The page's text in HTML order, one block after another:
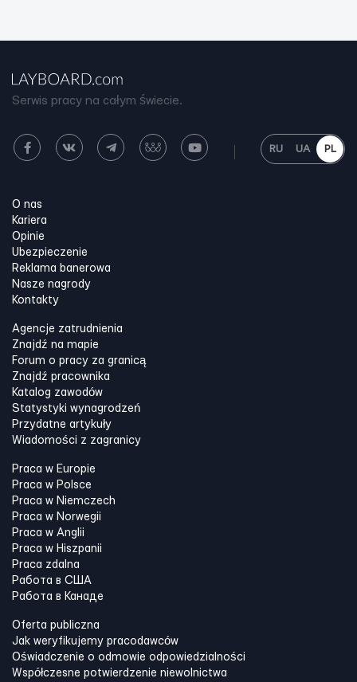
Serwis pracy na całym świecie.
RU UA PL
O nas
Kariera
Opinie
Ubezpieczenie
Reklama banerowa
Nasze nagrody
Kontakty
Agencje zatrudnienia
Znajdź na mapie
Forum o pracy za granicą
Znajdź pracownika
Katalog zawodów
Statystyki wynagrodzeń
Przydatne artykuły
Wiadomości z zagranicy
Praca w Europie
Praca w Polsce
Praca w Niemczech
Praca w Norwegii
Praca w Anglii
Praca w Hiszpanii
Praca zdalna
Работа в США
Работа в Канадe
Oferta publiczna
Jak weryfikujemy pracodawców
Oświadczenie o odmowie odpowiedzialności
Współczesne potwierdzenie niewolnictwa